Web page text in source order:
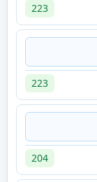
223
223
204